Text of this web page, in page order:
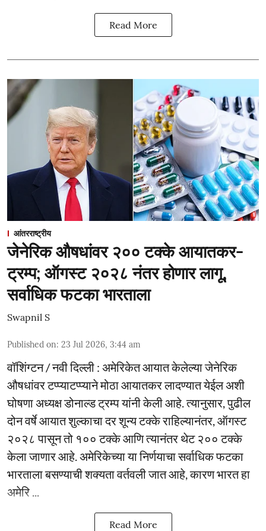
Read More
आंतरराष्ट्रीय
जेनेरिक औषधांवर २०० टक्के आयातकर-
ट्रम्प; ऑगस्ट २०२८ नंतर होणार लागू,
सर्वाधिक फटका भारताला
Swapnil S
Published on: 23 Jul 2026, 3:44 am
वॉशिंग्टन / नवी दिल्ली : अमेरिकेत आयात केलेल्या जेनेरिक
औषधांवर टप्प्याटप्प्याने मोठा आयातकर लादण्यात येईल अशी
घोषणा अध्यक्ष डोनाल्ड ट्रम्प यांनी केली आहे. त्यानुसार, पुढील
दोन वर्षे आयात शुल्काचा दर शून्य टक्के राहिल्यानंतर, ऑगस्ट
२०२८ पासून तो १०० टक्के आणि त्यानंतर थेट २०० टक्के
केला जाणार आहे. अमेरिकेच्या या निर्णयाचा सर्वाधिक फटका
भारताला बसण्याची शक्यता वर्तवली जात आहे, कारण भारत हा
अमेरि ...
Read More